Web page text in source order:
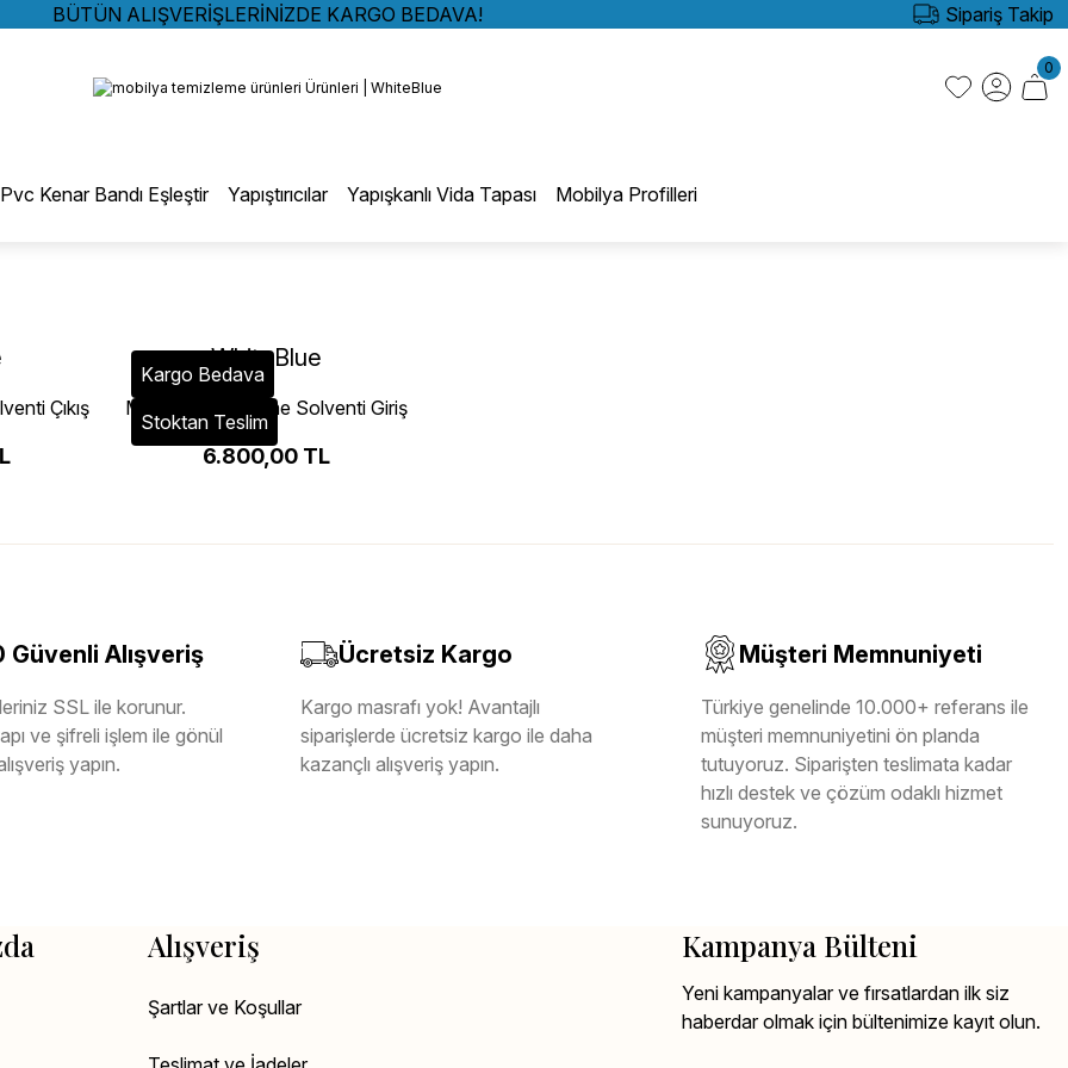
BÜTÜN ALIŞVERİŞLERİNİZDE KARGO BEDAVA!
KREDİ KARTINA 6 TAKSİT SEÇENEĞİ
BÜTÜN ALIŞVERİŞLERİNİZDE KARGO BEDAVA!
Sipariş Takip
0
Pvc Kenar Bandı Eşleştir Yapıştırıcılar Yapışkanlı Vida Tapası Mobilya Profilleri
Çıkış
Kargo Bedava
Stoktan Teslim
WhiteBlue
Mobilya Temizleme Solventi Giriş
- 30 Litre
6.800,00 TL
Güvenli Alışveriş
SSL ile korunur.
ve şifreli işlem ile gönül
yapın.
Ücretsiz Kargo
Kargo masrafı yok! Avantajlı
siparişlerde ücretsiz kargo ile daha
kazançlı alışveriş yapın.
Müşteri Memnuniyeti
Türkiye genelinde 10.000+ referans ile
müşteri memnuniyetini ön planda
tutuyoruz. Siparişten teslimata kadar
hızlı destek ve çözüm odaklı hizmet
sunuyoruz.
Alışveriş
Şartlar ve Koşullar
Kampanya Bülteni
Yeni kampanyalar ve fırsatlardan ilk siz
haberdar olmak için bültenimize kayıt olun.
Pervaz Hotmelt Tutkalı